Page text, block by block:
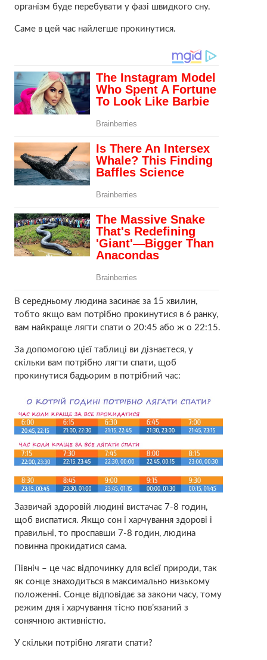
організм буде перебувати у фазі швидкого сну.
Саме в цей час найлегше прокинутися.
В середньому людина засинає за 15 хвилин,
тобто якщо вам потрібно прокинутися в 6 ранку,
вам найкраще лягти спати о 20:45 або ж о 22:15.
За допомогою цієї таблиці ви дізнаєтеся, у
скільки вам потрібно лягти спати, щоб
прокинутися бадьорим в потрібний час:
Зазвичай здоровій людині вистачає 7-8 годин,
щоб виспатися. Якщо сон і харчування здорові і
правильні, то проспавши 7-8 годин, людина
повинна прокидатися сама.
Північ – це час відпочинку для всієї природи, так
як сонце знаходиться в максимально низькому
положенні. Сонце відповідає за закони часу, тому
режим дня і харчування тісно пов’язаний з
сонячною активністю.
У скільки потрібно лягати спати?